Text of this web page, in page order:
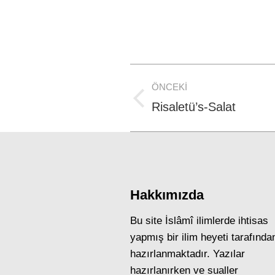
Post
navigation
ÖNCEKI
Previous
Risaletü’s-Salat
Hakkımızda
Bu site İslâmî ilimlerde ihtisas
yapmış bir ilim heyeti
hazırlanmaktadır. Yazılar
hazırlanırken ve sualler